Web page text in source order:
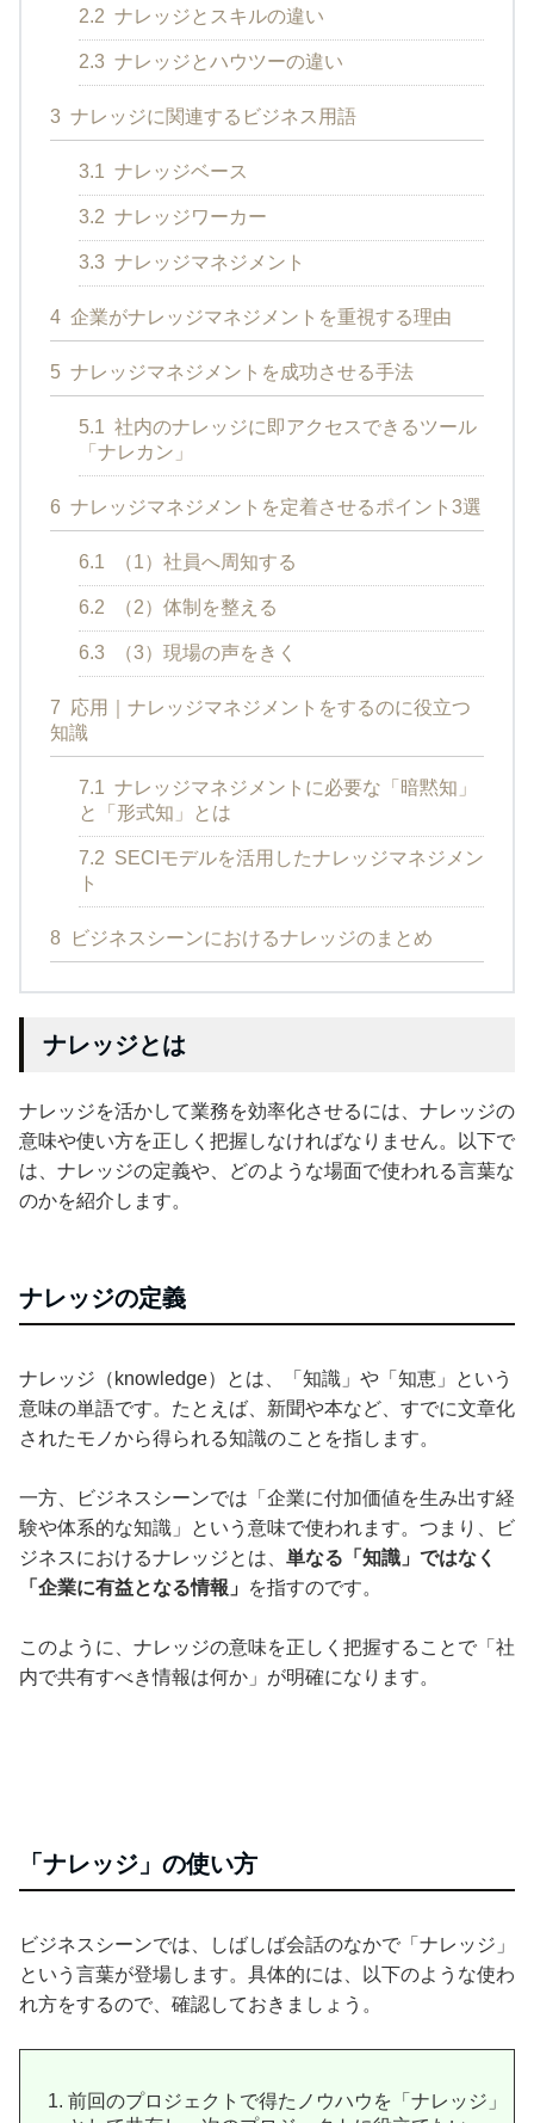
2.2 ナレッジとスキルの違い
2.3 ナレッジとハウツーの違い
3 ナレッジに関連するビジネス用語
3.1 ナレッジベース
3.2 ナレッジワーカー
3.3 ナレッジマネジメント
4 企業がナレッジマネジメントを重視する理由
5 ナレッジマネジメントを成功させる手法
5.1 社内のナレッジに即アクセスできるツール
「ナレカン」
6 ナレッジマネジメントを定着させるポイント3選
6.1 （1）社員へ周知する
6.2 （2）体制を整える
6.3 （3）現場の声をきく
7 応用｜ナレッジマネジメントをするのに役立つ
知識
7.1 ナレッジマネジメントに必要な「暗黙知」
と「形式知」とは
7.2 SECIモデルを活用したナレッジマネジメン
ト
8 ビジネスシーンにおけるナレッジのまとめ
ナレッジとは
ナレッジを活かして業務を効率化させるには、ナレッジの
意味や使い方を正しく把握しなければなりません。以下で
は、ナレッジの定義や、どのような場面で使われる言葉な
のかを紹介します。
ナレッジの定義
ナレッジ（knowledge）とは、「知識」や「知恵」という
意味の単語です。たとえば、新聞や本など、すでに文章化
されたモノから得られる知識のことを指します。
一方、ビジネスシーンでは「企業に付加価値を生み出す経
験や体系的な知識」という意味で使われます。つまり、ビ
ジネスにおけるナレッジとは、 単なる「知識」ではなく
「企業に有益となる情報」
を指すのです。
このように、ナレッジの意味を正しく把握することで「社
内で共有すべき情報は何か」が明確になります。
「ナレッジ」の使い方
ビジネスシーンでは、しばしば会話のなかで「ナレッジ」
という言葉が登場します。具体的には、以下のような使わ
れ方をするので、確認しておきましょう。
前回のプロジェクトで得たノウハウを「ナレッジ」